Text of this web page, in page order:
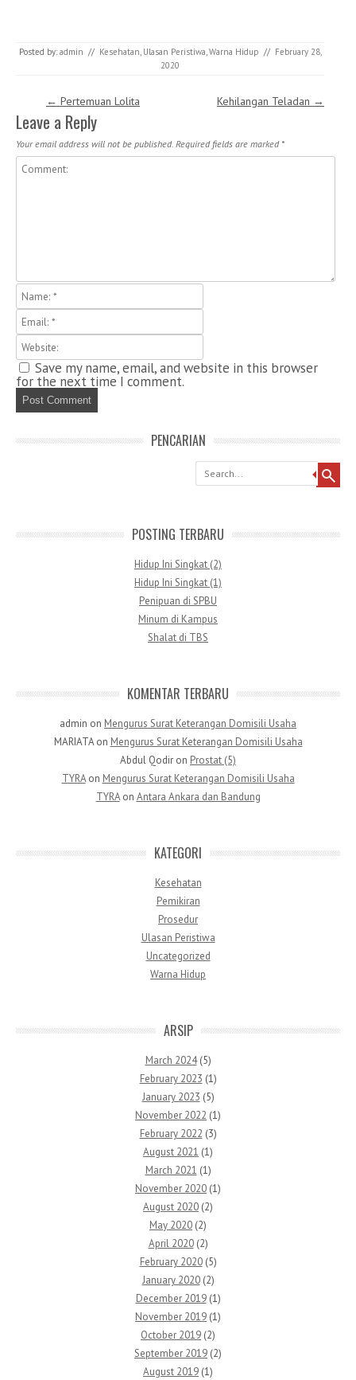
Posted by: admin // Kesehatan, Ulasan Peristiwa,Warna Hidup // February 28,
2020
Post navigation
← Pertemuan Lolita Kehilangan Teladan →
Leave a Reply
Your email address will not be published. Required fields are marked *
Save my name, email, and website in this browser
for the next time I comment.
PENCARIAN
Search
POSTING TERBARU
Hidup Ini Singkat (2)
Hidup Ini Singkat (1)
Penipuan di SPBU
Minum di Kampus
Shalat di TBS
KOMENTAR TERBARU
admin on Mengurus Surat Keterangan Domisili Usaha
MARIATAon Mengurus Surat Keterangan Domisili Usaha
Abdul Qodir on Prostat (5)
TYRAon Mengurus Surat Keterangan Domisili Usaha
TYRAon Antara Ankara dan Bandung
KATEGORI
Kesehatan
Pemikiran
Prosedur
Ulasan Peristiwa
Uncategorized
Warna Hidup
ARSIP
March 2024(5)
February 2023 (1)
January 2023 (5)
November 2022 (1)
February 2022 (3)
August 2021 (1)
March 2021 (1)
November 2020 (1)
August 2020 (2)
May 2020 (2)
April 2020(2)
February 2020(5)
January 2020(2)
December 2019(1)
November 2019 (1)
October 2019 (2)
September 2019 (2)
August 2019 (1)